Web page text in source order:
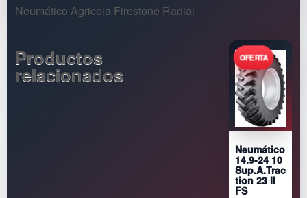
Neumático Agricola Firestone Radial
Productos
relacionados
Neumático
14.9-24 10
Sup.A.Trac
tion 23 II
FS